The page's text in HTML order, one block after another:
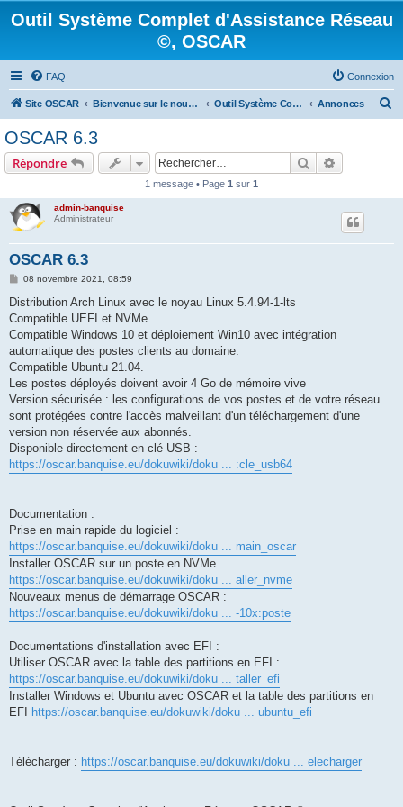
Outil Système Complet d'Assistance Réseau
©, OSCAR
FAQ Connexion
Site OSCAR Bienvenue sur le nouveau forum OSCAR Outil Système Complet d'Assistance Réseau ©, OSCAR Annonces
OSCAR 6.3
Répondre Rechercher
1 message • Page 1 sur 1
admin-banquise
Administrateur
OSCAR 6.3
M
s
a
g
08 novembre 2021, 08:59
Distribution Arch Linux avec le noyau Linux 5.4.94-1-lts
Compatible UEFI et NVMe.
Compatible Windows 10 et déploiement Win10 avec intégration
automatique des postes clients au domaine.
Compatible Ubuntu 21.04.
Les postes déployés doivent avoir 4 Go de mémoire vive
Version sécurisée : les configurations de vos postes et de votre réseau
sont protégées contre l'accès malveillant d'un téléchargement d'une
version non réservée aux abonnés.
Disponible directement en clé USB :
https://oscar.banquise.eu/dokuwiki/doku ... :cle_usb64
Documentation :
Prise en main rapide du logiciel :
https://oscar.banquise.eu/dokuwiki/doku ... main_oscar
Installer OSCAR sur un poste en NVMe
https://oscar.banquise.eu/dokuwiki/doku ... aller_nvme
Nouveaux menus de démarrage OSCAR :
https://oscar.banquise.eu/dokuwiki/doku ... -10x:poste
Documentations d'installation avec EFI :
Utiliser OSCAR avec la table des partitions en EFI :
https://oscar.banquise.eu/dokuwiki/doku ... taller_efi
Installer Windows et Ubuntu avec OSCAR et la table des partitions en
EFI
https://oscar.banquise.eu/dokuwiki/doku ... ubuntu_efi
Télécharger : https://oscar.banquise.eu/dokuwiki/doku ... elecharger